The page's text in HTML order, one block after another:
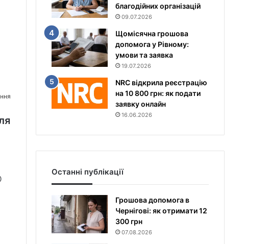
благодійних організацій
09.07.2026
Щомісячна грошова
допомога у Рівному:
умови та заявка
19.07.2026
NRC відкрила реєстрацію
на 10 800 грн: як подати
заявку онлайн
16.06.2026
Останні публікації
Грошова допомога в
Чернігові: як отримати 12
300 грн
07.08.2026